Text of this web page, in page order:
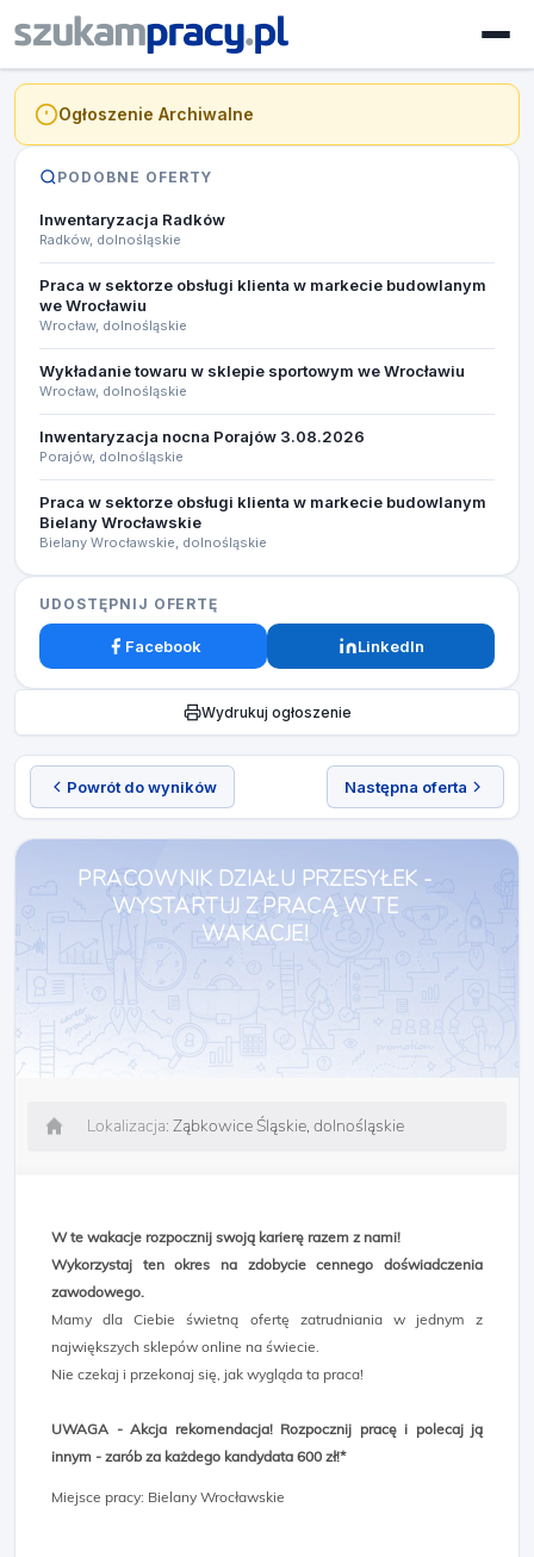
Powrót do wyników Następna oferta
PRACOWNIK DZIAŁU PRZESYŁEK -
WYSTARTUJ Z PRACĄ W TE
WAKACJE!
Lokalizacja: Ząbkowice Śląskie, dolnośląskie
W te wakacje rozpocznij swoją karierę razem z nami!
Wykorzystaj ten okres na zdobycie cennego doświadczenia
zawodowego.
Mamy dla Ciebie świetną ofertę zatrudniania w jednym z
największych sklepów online na świecie.
Nie czekaj i przekonaj się, jak wygląda ta praca!
UWAGA - Akcja rekomendacja! Rozpocznij pracę i polecaj ją
innym - zarób za każdego kandydata 600 zł!*
Miejsce pracy: Bielany Wrocławskie
Ogłoszenie Archiwalne
PODOBNE OFERTY
Inwentaryzacja Radków
Radków, dolnośląskie
Praca w sektorze obsługi klienta w markecie budowlanym
we Wrocławiu
Wrocław, dolnośląskie
Wykładanie towaru w sklepie sportowym we Wrocławiu
Wrocław, dolnośląskie
Inwentaryzacja nocna Porajów 3.08.2026
Porajów, dolnośląskie
Praca w sektorze obsługi klienta w markecie budowlanym
Bielany Wrocławskie
Bielany Wrocławskie, dolnośląskie
UDOSTĘPNIJ OFERTĘ
Facebook LinkedIn
Wydrukuj ogłoszenie